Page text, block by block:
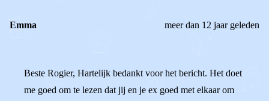
Emma meer dan 12 jaar geleden
Beste Rogier, Hartelijk bedankt voor het bericht. Het doet
me goed om te lezen dat jij en je ex goed met elkaar om